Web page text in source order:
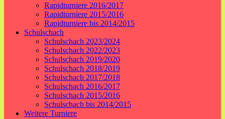
Rapidturniere 2016/2017
Rapidturniere 2015/2016
Rapidturniere bis 2014/2015
Schulschach
Schulschach 2023/2024
Schulschach 2022/2023
Schulschach 2019/2020
Schulschach 2018/2019
Schulschach 2017/2018
Schulschach 2016/2017
Schulschach 2015/2016
Schulschach bis 2014/2015
Weitere Turniere